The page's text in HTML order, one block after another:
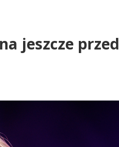
jeszcze przed